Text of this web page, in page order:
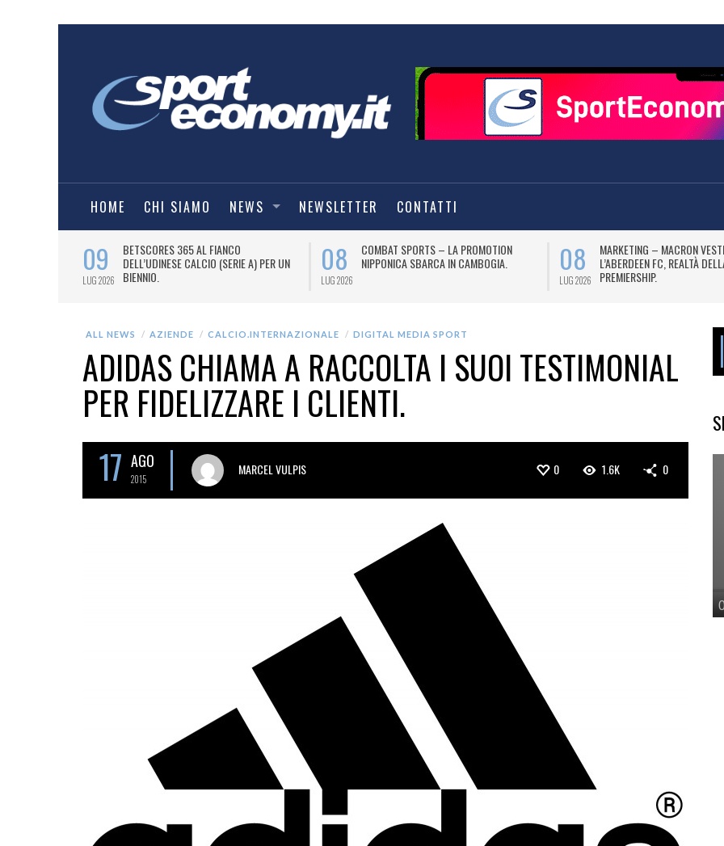
HOME CHI SIAMO NEWS NEWSLETTER CONTATTI
09
LUG 2026
BETSCORES 365 AL FIANCO
DELL’UDINESE CALCIO (SERIE A) PER UN
BIENNIO.
08
LUG 2026
COMBAT SPORTS – LA PROMOTION
NIPPONICA SBARCA IN CAMBOGIA.
08
LUG 2026
MARKETING – MACRON
L’ABERDEEN FC, REALTÀ
PREMIERSHIP.
ALL NEWS AZIENDE CALCIO.INTERNAZIONALE DIGITAL MEDIA SPORT
ADIDAS CHIAMA A RACCOLTA I SUOI TESTIMONIAL
PER FIDELIZZARE I CLIENTI.
17 AGO
2015
MARCEL VULPIS 0 1.6K 0